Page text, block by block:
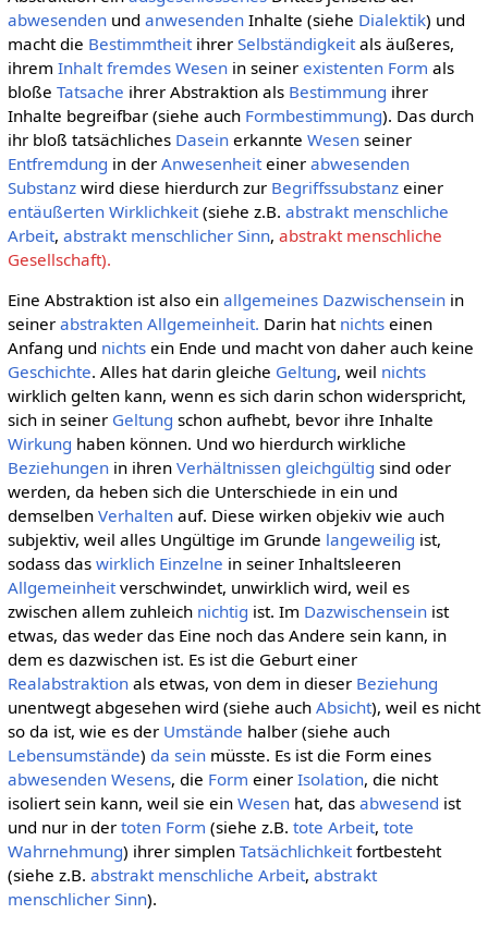
abwesendenund anwesendenInhalte (siehe Dialektik) und
macht die Bestimmtheitihrer Selbständigkeitals äußeres,
ihrem Inhalt fremdes Wesenin seiner existenten Form als
bloße Tatsache ihrer Abstraktion als Bestimmung ihrer
Inhalte begreifbar (siehe auch Formbestimmung). Das durch
ihr bloß tatsächliches Daseinerkannte Wesenseiner
Entfremdung in der Anwesenheiteiner abwesenden
Substanzwird diese hierdurch zur Begriffssubstanzeiner
entäußerten Wirklichkeit(siehe z.B. abstrakt menschliche
Arbeit, abstrakt menschlicher Sinn, abstrakt menschliche
Gesellschaft).
Eine Abstraktion ist also ein allgemeines Dazwischenseinin
seiner abstrakten Allgemeinheit. Darin hat nichtseinen
Anfang und nichtsein Ende und macht von daher auch keine
Geschichte. Alles hat darin gleiche Geltung, weil nichts
wirklich gelten kann, wenn es sich darin schon widerspricht,
sich in seiner Geltung schon aufhebt, bevor ihre Inhalte
Wirkung haben können. Und wo hierdurch wirkliche
Beziehungenin ihren Verhältnissen gleichgültig sind oder
werden, da heben sich die Unterschiede in ein und
demselben Verhaltenauf. Diese wirken objekiv wie auch
subjektiv, weil alles Ungültige im Grunde langeweilig ist,
sodass das wirklich Einzelne in seiner Inhaltsleeren
Allgemeinheitverschwindet, unwirklich wird, weil es
zwischen allem zuhleich nichtig ist. Im Dazwischenseinist
etwas, das weder das Eine noch das Andere sein kann, in
dem es dazwischen ist. Es ist die Geburt einer
Realabstraktionals etwas, von dem in dieser Beziehung
unentwegt abgesehen wird (siehe auch Absicht), weil es nicht
so da ist, wie es der Umstände halber (siehe auch
Lebensumstände) da seinmüsste. Es ist die Form eines
abwesenden Wesens, die Form einer Isolation, die nicht
isoliert sein kann, weil sie ein Wesenhat, das abwesend ist
und nur in der toten Form (siehe z.B. tote Arbeit, tote
Wahrnehmung) ihrer simplen Tatsächlichkeitfortbesteht
(siehe z.B. abstrakt menschliche Arbeit, abstrakt
menschlicher Sinn).